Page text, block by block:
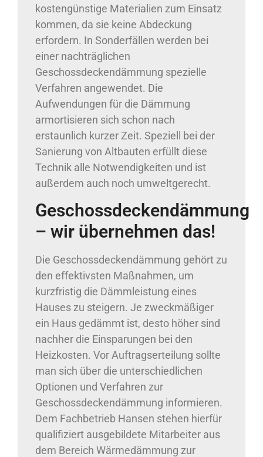
kostengünstige Materialien zum Einsatz
kommen, da sie keine Abdeckung
erfordern. In Sonderfällen werden bei
einer nachträglichen
Geschossdeckendämmung spezielle
Verfahren angewendet. Die
Aufwendungen für die Dämmung
armortisieren sich schon nach
erstaunlich kurzer Zeit. Speziell bei der
Sanierung von Altbauten erfüllt diese
Technik alle Notwendigkeiten und ist
außerdem auch noch umweltgerecht.
Geschossdeckendämmung
– wir übernehmen das!
Die Geschossdeckendämmung gehört zu
den effektivsten Maßnahmen, um
kurzfristig die Dämmleistung eines
Hauses zu steigern. Je zweckmäßiger
ein Haus gedämmt ist, desto höher sind
nachher die Einsparungen bei den
Heizkosten. Vor Auftragserteilung sollte
man sich über die unterschiedlichen
Optionen und Verfahren zur
Geschossdeckendämmung informieren.
Dem Fachbetrieb Hansen stehen hierfür
qualifiziert ausgebildete Mitarbeiter aus
dem Bereich Wärmedämmung zur